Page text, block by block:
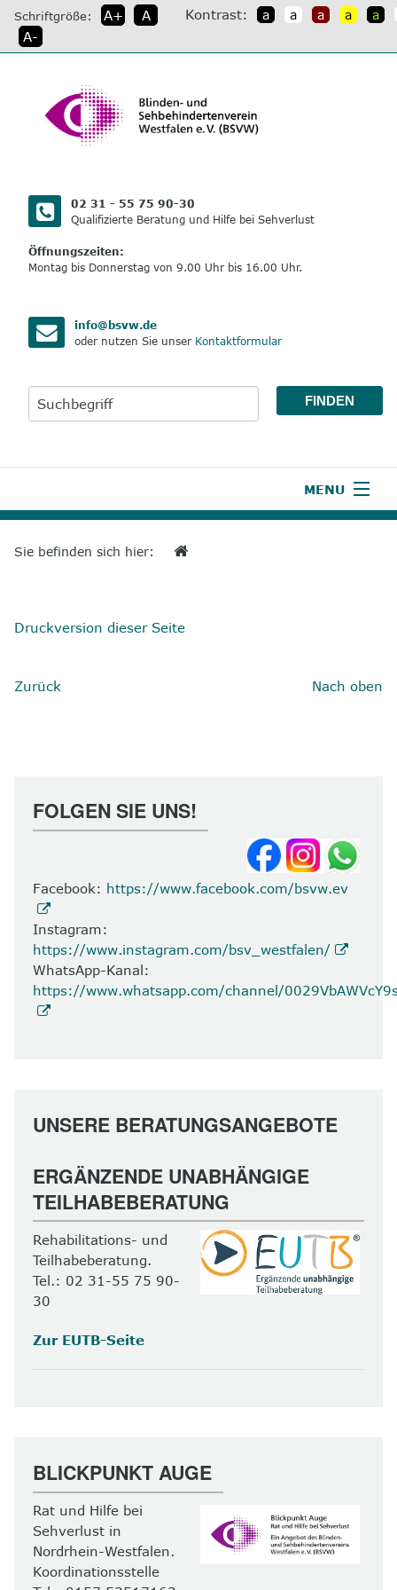
direkt
zum
Inhalt
Schriftgröße: A+
A
A-
Kontrast: a a a a a
02 31 - 55 75 90-30
Qualifizierte Beratung und Hilfe bei Sehverlust
Öffnungszeiten:
Montag bis Donnerstag von 9.00 Uhr bis 16.00 Uhr.
info@bsvw.de
oder nutzen Sie unser Kontaktformular
MENU
5
Wissenswertes
8Kontakt
Sie befinden sich hier:
Druckversion dieser Seite
Zurück Nach oben
FOLGEN SIE UNS!
Facebook: https://www.facebook.com/bsvw.ev
Instagram:
https://www.instagram.com/bsv_westfalen/
WhatsApp-Kanal:
https://www.whatsapp.com/channel/
UNSERE BERATUNGSANGEBOTE
ERGÄNZENDE UNABHÄNGIGE
TEILHABEBERATUNG
Rehabilitations- und
Teilhabeberatung.
Tel.: 02 31-55 75 90-
30
Zur EUTB-Seite
BLICKPUNKT AUGE
Rat und Hilfe bei
Sehverlust in
Nordrhein-Westfalen.
Koordinationsstelle